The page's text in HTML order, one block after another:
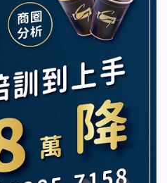
檯
人員(台中市)
師
盟說明會